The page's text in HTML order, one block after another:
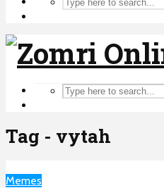
Tag - vytah
Memes